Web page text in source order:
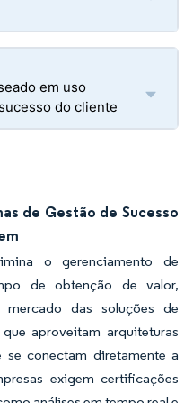
em uso
do cliente
de Gestão de Sucesso
o gerenciamento de
de obtenção de valor,
das soluções de
aproveitam arquiteturas
conectam diretamente a
exigem certificações